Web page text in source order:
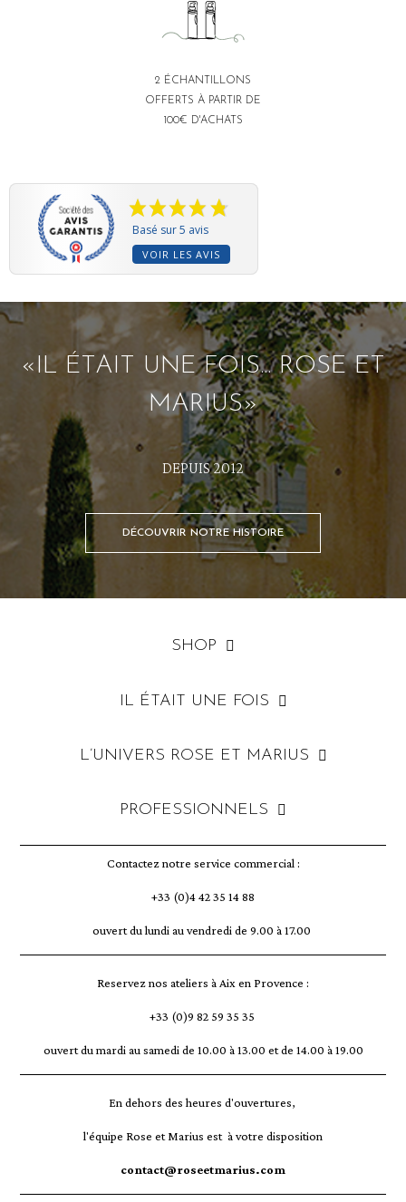
2 ÉCHANTILLONS
OFFERTS À PARTIR DE
100€ D'ACHATS
Basé sur 5 avis
VOIR LES AVIS
«IL ÉTAIT UNE FOIS... ROSE ET
MARIUS»
DEPUIS 2012
DÉCOUVRIR NOTRE HISTOIRE
SHOP
IL ÉTAIT UNE FOIS
L’UNIVERS ROSE ET MARIUS
PROFESSIONNELS
Contactez notre service commercial :
+33 (0)4 42 35 14 88
ouvert du lundi au vendredi de 9.00 à 17.00
Reservez nos ateliers à Aix en Provence :
+33 (0)9 82 59 35 35
ouvert du mardi au samedi de 10.00 à 13.00 et de 14.00 à 19.00
En dehors des heures d'ouvertures,
l'équipe Rose et Marius est à votre disposition
contact@roseetmarius.com